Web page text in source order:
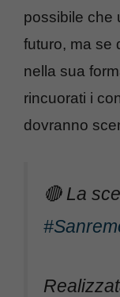
possibile che
futuro, ma se
nella sua
rincuorati i
dovranno
🔴 La